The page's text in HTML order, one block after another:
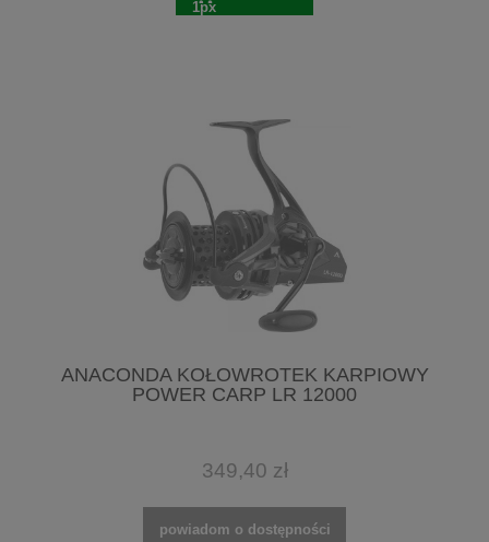
ANACONDA KOŁOWROTEK KARPIOWY
POWER CARP LR 12000
349,40 zł
powiadom o dostępności